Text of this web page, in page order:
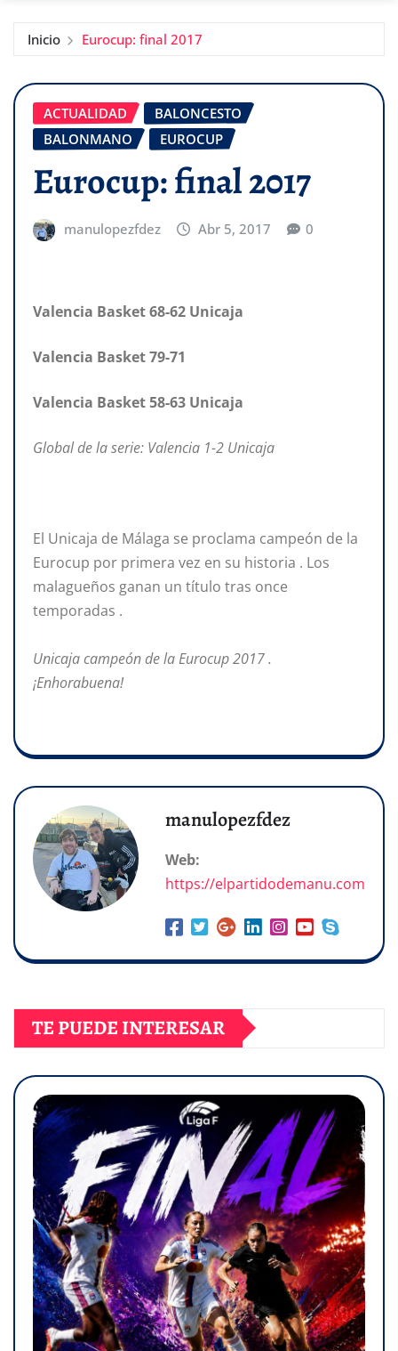
Inicio Eurocup: final 2017
ACTUALIDAD
BALONCESTO
BALONMANO
EUROCUP
Eurocup: final 2017
manulopezfdez Abr 5, 2017 0
Valencia Basket 68-62 Unicaja
Valencia Basket 79-71
Valencia Basket 58-63 Unicaja
Global de la serie: Valencia 1-2 Unicaja
El Unicaja de Málaga se proclama campeón de la
Eurocup por primera vez en su historia . Los
malagueños ganan un título tras once
temporadas .
Unicaja campeón de la Eurocup 2017 .
¡Enhorabuena!
manulopezfdez
Web:
https://elpartidodemanu.com
TE PUEDE INTERESAR